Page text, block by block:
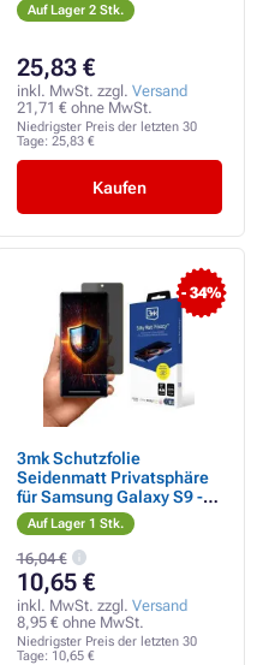
Auf Lager 2 Stk.
25,83 €
inkl. MwSt. zzgl. Versand
21,71 € ohne MwSt.
Niedrigster Preis der letzten 30
Tage: 25,83 €
Kaufen
- 34%
3mk Schutzfolie
Seidenmatt Privatsphäre
für Samsung Galaxy S9 -
Unverpackt
Auf Lager 1 Stk.
16,04 €
10,65 €
inkl. MwSt. zzgl. Versand
8,95 € ohne MwSt.
Niedrigster Preis der letzten 30
Tage: 10,65 €